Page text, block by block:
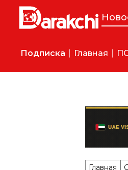
Подписка Главная
Главная